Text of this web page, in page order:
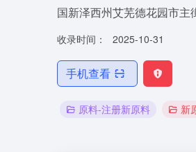
国新泽西州艾芜德花园市
收录时间： 2025-10-31
手机查看
原料-注册新原料 新